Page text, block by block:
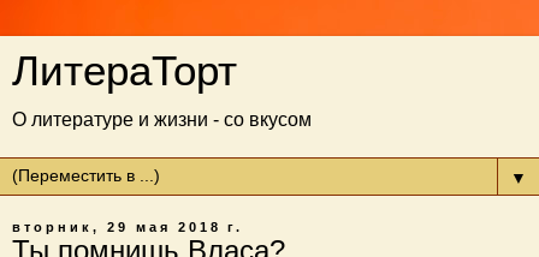
ЛитераТорт
О литературе и жизни - со вкусом
▼
вторник, 29 мая 2018 г.
Ты помнишь Власа?